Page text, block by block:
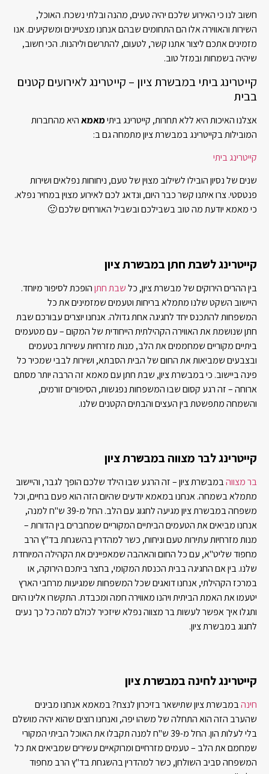
חשוב לנו כי האירוע שלכם יהיה טעים, מהנה ובלתי נשכח. האוכל,
השירות והאווירה אלו הם התחומים שבהם אנחנו מצטיינים ומשקיעים. אנו
מזמינים אתכם ליצור אתנו קשר, לטעום, להתרשם וליהנות. הכי חשוב,
שיהיה בשמחות ובמזל טוב.
קייטרינג ביתי במבשרת ציון – קייטרינג לאירועים קטנים
בבית
אצלנו האיכות היא ללא תחרות, קייטרינג ביתימאמאהיא מהחברות
המובילות בקייטרינג במבשרת ציון מתמחה גם ב:
קייטרינג ביתי
שנים של נסיון הובילו לשילוב מצוין של טעם, ניחוחות נפלאים ושירות
פנטסטי. צרו איתנו קשר כבר היום, ונדאג לכם לאירוע מצוין במחיר נפלא.
כי מאמא יודעת מה טוב בשבילכם ובשביל האורחים שלכם 🙂
קייטרינג לשבת חתן במבשרת ציון
בין ההרים הירוקים של מבשרת ציון, כלשבת חתןהופכת לסיפור מיוחד.
היישוב השקט שלנו מתמלא בריחות וטעמים שמזמינים את כל
המשפחות להתכנס יחד לחגיגה אחת גדולה. אנחנו יוצרים עבורכם שבת
חתן שנושמת את האווירה הקהילתית הייחודית של המקום – עם מטעמים
ביתיים מקוריים שמחממים את הלב, מנות מזרחיות עשירות בטעמים
ובצבעים שמביאות את החום של הבית הסבתא, ושירות לבבי שמכיר כל
פינה ביישוב. כי במבשרת ציון, שבת חתן עם מאמא זה הרבה יותר מסתם
ארוחה – זה רגע קסום שבו המשפחות נפגשות, הסיפורים זורמים,
והשמחה מתפשטת בין העצים והבתים הקטנים שלנו.
קייטרינג לבר מצווה במבשרת ציון
בר מצווהבמבשרת ציון – זה הרגע שבו הילד שלכם הופך לגבר, והיישוב
מתמלא בשמחה. אנחנו במאמא יודעים שהיום הזה הוא פעם בחיים, וכל
משפחה במבשרת ציון מגיעה לחגוג עם הלב. החל מ-39 ש"ח למנה,
אנחנו מביאים את הטעמים הביתיים המקוריים שמחברים בין הדורות –
מנות מזרחיות עתירות טעם וניחוח, כשר למהדרין בהשגחת בד"ץ הרב
מחפוד שליט"א, עם כל החום והאהבה שמאפיינים את הקהילה המיוחדת
שלנו. בין אם החגיגה בבית הכנסת המקומי, בחצר ביתכם הירוקה, או
במרכז הקהילתי, אנחנו דואגים שכל המשפחות שמגיעות מרחבי הארץ
יטעמו את האמת הביתית ויהנו מאווירה חמה ומכבדת. התקשרו אלינו היום
ותגלו איך אפשר לעשות בר מצווה נפלא שיזכיר לכולם למה כל כך נעים
לחגוג במבשרת ציון.
קייטרינג לחינה במבשרת ציון
חינהבמבשרת ציון שתישאר בזיכרון לנצח? במאמא אנחנו מבינים
שהערב הזה הוא התחלה של משהו יפה, ואנחנו רוצים שהוא יהיה מושלם
בלי לעלות הון. החל מ-39 ש"ח למנה תקבלו את האוכל הביתי המקורי
שמחמם את הלב – טעמים מזרחיים ומרוקאיים עשירים שמביאים את כל
המשפחה סביב השולחן, כשר למהדרין בהשגחת בד"ץ הרב מחפוד